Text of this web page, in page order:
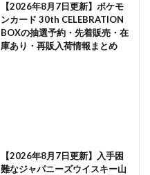
【2026年8月7日更新】ポケモ
ンカード 30th CELEBRATION
BOXの抽選予約・先着販売・在
庫あり・再販入荷情報まとめ
【2026年8月7日更新】入手困
難なジャパニーズウイスキー山